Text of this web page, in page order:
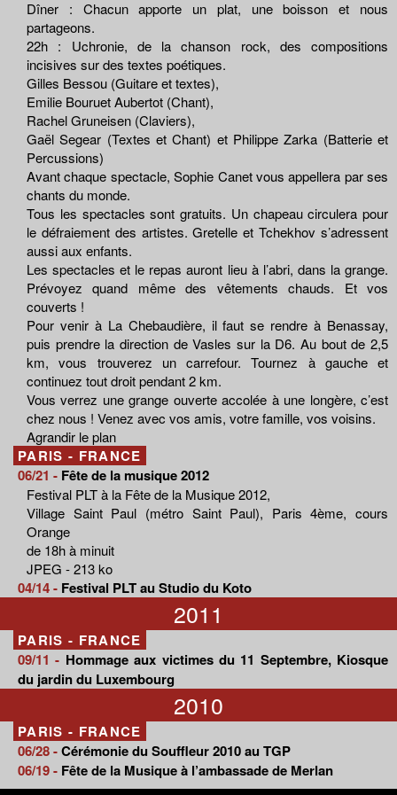
Dîner : Chacun apporte un plat, une boisson et nous
partageons.
22h : Uchronie, de la chanson rock, des compositions
incisives sur des textes poétiques.
Gilles Bessou (Guitare et textes),
Emilie Bouruet Aubertot (Chant),
Rachel Gruneisen (Claviers),
Gaël Segear (Textes et Chant) et Philippe Zarka (Batterie et
Percussions)
Avant chaque spectacle, Sophie Canet vous appellera par ses
chants du monde.
Tous les spectacles sont gratuits. Un chapeau circulera pour
le défraiement des artistes. Gretelle et Tchekhov s’adressent
aussi aux enfants.
Les spectacles et le repas auront lieu à l’abri, dans la grange.
Prévoyez quand même des vêtements chauds. Et vos
couverts !
Pour venir à La Chebaudière, il faut se rendre à Benassay,
puis prendre la direction de Vasles sur la D6. Au bout de 2,5
km, vous trouverez un carrefour. Tournez à gauche et
continuez tout droit pendant 2 km.
Vous verrez une grange ouverte accolée à une longère, c’est
chez nous ! Venez avec vos amis, votre famille, vos voisins.
Agrandir le plan
PARIS - FRANCE
06/21 - Fête de la musique 2012
Festival PLT à la Fête de la Musique 2012,
Village Saint Paul (métro Saint Paul), Paris 4ème, cours
Orange
de 18h à minuit
JPEG - 213 ko
04/14 - Festival PLT au Studio du Koto
2011
PARIS - FRANCE
09/11 - Hommage aux victimes du 11 Septembre, Kiosque
du jardin du Luxembourg
2010
PARIS - FRANCE
06/28 -Cérémonie du Souffleur 2010 au TGP
06/19 - Fête de la Musique à l’ambassade de Merlan